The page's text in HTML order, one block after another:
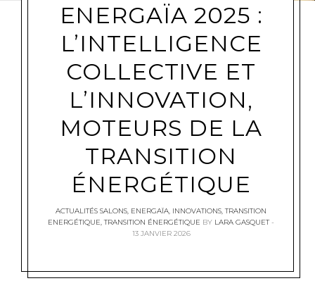
ENERGAÏA 2025 :
L’INTELLIGENCE
COLLECTIVE ET
L’INNOVATION,
MOTEURS DE LA
TRANSITION
ÉNERGÉTIQUE
ACTUALITÉS SALONS, ENERGAÏA, INNOVATIONS,TRANSITION
ENERGÉTIQUE,TRANSITION ÉNERGÉTIQUE BY LARA GASQUET
13 JANVIER 2026